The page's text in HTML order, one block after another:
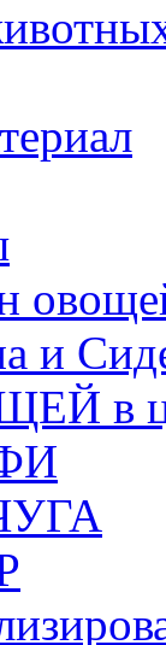
и
в